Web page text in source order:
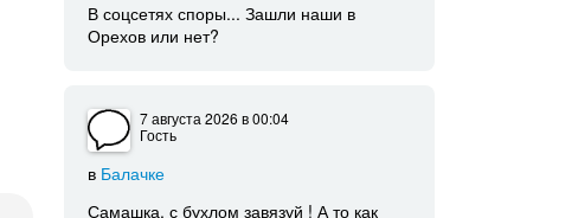
В соцсетях споры... Зашли наши в
Орехов или нет?
7 августа 2026в 00:04
Гость
в Балачке
Самашка, с бухлом завязуй ! А то как